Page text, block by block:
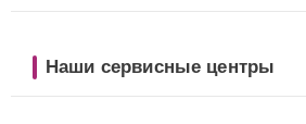
Наши сервисные центры